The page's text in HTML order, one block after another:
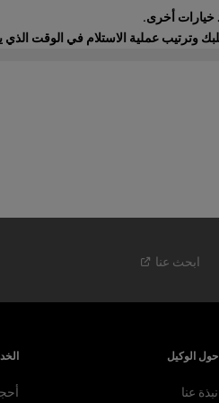
خيارات أخرى.
وترتيب عملية الاستلام في الوقت
ابحث عنا
حول الوكيل
نبذة عنا